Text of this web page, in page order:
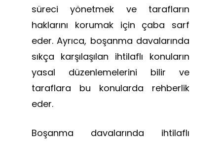
süreci yönetmek ve tarafların
haklarını korumak için çaba sarf
eder. Ayrıca, boşanma davalarında
sıkça karşılaşılan ihtilaflı konuların
yasal düzenlemelerini bilir ve
taraflara bu konularda rehberlik
eder.
Boşanma davalarında ihtilaflı